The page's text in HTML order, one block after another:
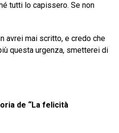
tutti lo capissero. Se non
avrei mai scritto, e credo che
questa urgenza, smetterei di
de “La felicità